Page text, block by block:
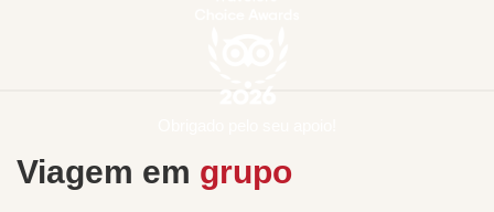
Viagem em grupo